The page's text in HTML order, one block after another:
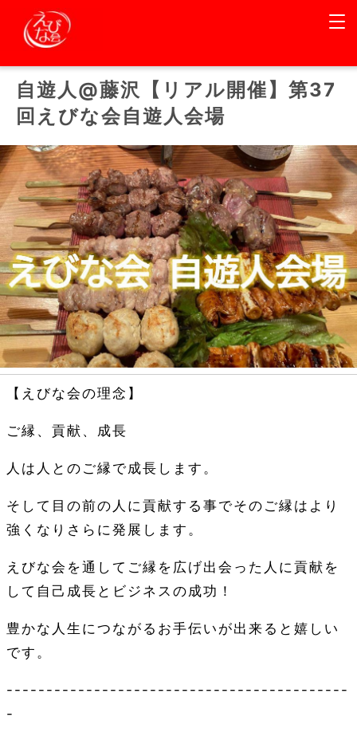
その他
自遊人@藤沢【リアル開催】第37
回えびな会自遊人会場
【えびな会の理念】
ご縁、貢献、成長
人は人とのご縁で成長します。
そして目の前の人に貢献する事でそのご縁はより
強くなりさらに発展します。
えびな会を通してご縁を広げ出会った人に貢献を
して自己成長とビジネスの成功！
豊かな人生につながるお手伝いが出来ると嬉しい
です。
-------------------------------------------
-